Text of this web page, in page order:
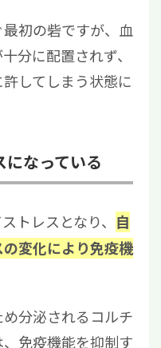
初の砦ですが、血
分に配置されず、
してしまう状態に
なっている
トレスとなり、 自
変化により免疫機
分泌されるコルチ
免疫機能を抑制す